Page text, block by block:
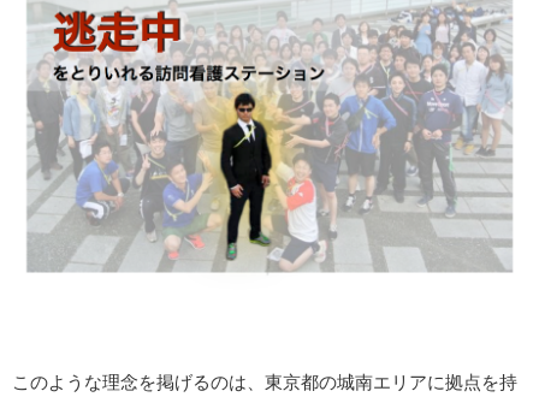
このような理念を掲げるのは、東京都の城南エリアに拠点を持